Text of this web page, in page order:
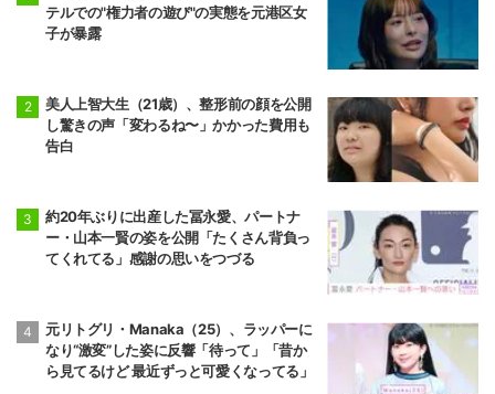
テルでの"権力者の遊び"の実態を元港区女
子が暴露
美人上智大生（21歳）、整形前の顔を公開
し驚きの声「変わるね〜」かかった費用も
告白
約20年ぶりに出産した冨永愛、パートナ
ー・山本一賢の姿を公開「たくさん背負っ
てくれてる」感謝の思いをつづる
元リトグリ・Manaka（25）、ラッパーに
なり“激変”した姿に反響「待って」「昔か
ら見てるけど 最近ずっと可愛くなってる」